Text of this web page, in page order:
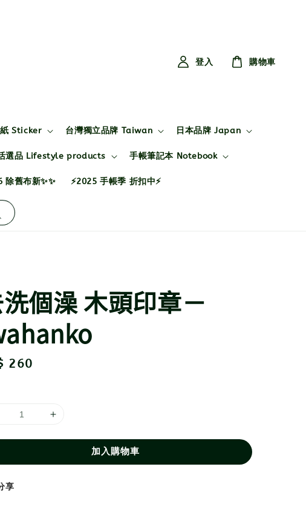
Sticker 台灣獨立品牌 Taiwan 日本品牌 Japan
選品 Lifestyle products 手帳筆記本 Notebook
除舊布新✨✨ ⚡2025 手帳季 折扣中⚡
登入 購物車
個澡 木頭印章－
260
加入購物車
享